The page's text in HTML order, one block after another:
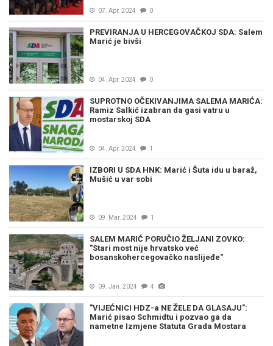
07. Apr. 2024 0
PREVIRANJA U HERCEGOVAČKOJ SDA: Salem
Marić je bivši
04. Apr. 2024 0
SUPROTNO OČEKIVANJIMA SALEMA MARIĆA:
Ramiz Salkić izabran da gasi vatru u
mostarskoj SDA
04. Apr. 2024 1
IZBORI U SDA HNK: Marić i Šuta idu u baraž,
Mušić u var sobi
09. Mar. 2024 1
SALEM MARIĆ PORUČIO ŽELJANI ZOVKO:
"Stari most nije hrvatsko već
bosanskohercegovačko naslijeđe"
09. Jan. 2024 4
"VIJEĆNICI HDZ-a NE ŽELE DA GLASAJU":
Marić pisao Schmidtu i pozvao ga da
nametne Izmjene Statuta Grada Mostara